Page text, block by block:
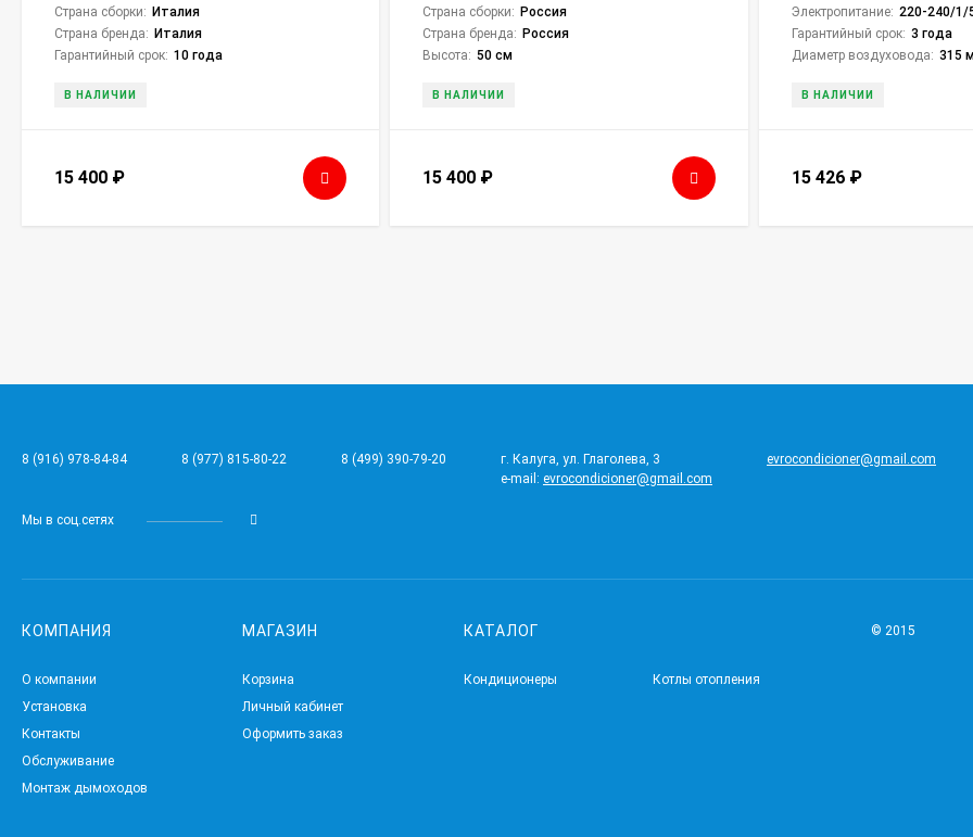
Страна сборки: Италия
Страна бренда: Италия
Гарантийный срок: 10 года
В НАЛИЧИИ
15 400 ₽
Страна сборки: Россия
Страна бренда: Россия
Высота: 50 см
В НАЛИЧИИ
15 400 ₽
Электропитание: 220-240/1/
Гарантийный срок: 3 года
Диаметр воздуховода: 315
В НАЛИЧИИ
15 426 ₽
8 (916) 978-84-84 8 (977) 815-80-22 8 (499) 390-79-20
г. Калуга, ул. Глаголева, 3
e-mail: evrocondicioner@gmail.com
evrocondicioner@gmail.com
Мы в соц.сетях
КОМПАНИЯ
О компании
Установка
Контакты
Обслуживание
Монтаж дымоходов
МАГАЗИН
Корзина
Личный кабинет
Оформить заказ
КАТАЛОГ
Кондиционеры Котлы отопления
© 2015